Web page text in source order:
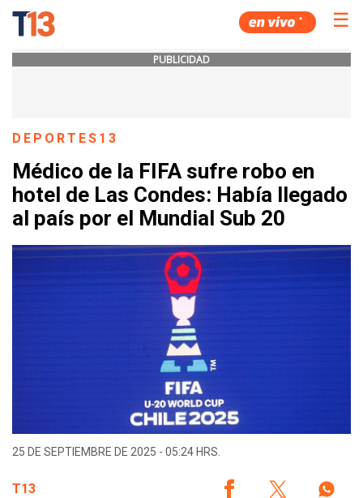
☰
PUBLICIDAD
DEPORTES13
Médico de la FIFA sufre robo en
hotel de Las Condes: Había llegado
al país por el Mundial Sub 20
25 DE SEPTIEMBRE DE 2025 - 05:24 HRS.
T13